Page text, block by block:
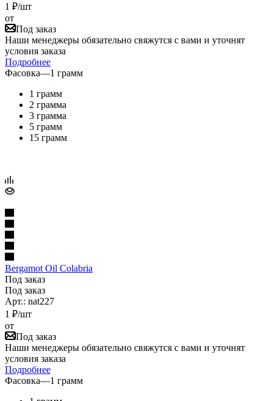
1 ₽/шт
от
Под заказ
Наши менеджеры обязательно свяжутся с вами и уточнят
условия заказа
Подробнее
Фасовка—1 грамм
1 грамм
2 грамма
3 грамма
5 грамм
15 грамм
Bergamot Oil Colabria
Под заказ
Под заказ
Арт.: nat227
1 ₽/шт
от
Под заказ
Наши менеджеры обязательно свяжутся с вами и уточнят
условия заказа
Подробнее
Фасовка—1 грамм